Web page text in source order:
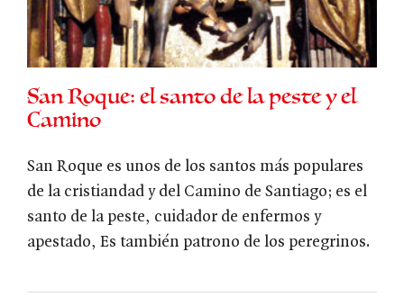
San Roque: el santo de la peste y el
Camino
San Roque es unos de los santos más populares
de la cristiandad y del Camino de Santiago; es el
santo de la peste, cuidador de enfermos y
apestado, Es también patrono de los peregrinos.